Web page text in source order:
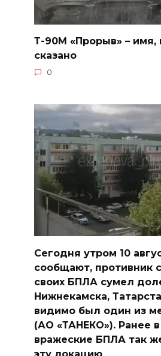
Т-90М «Прорыв» – имя,
сказано
0
Сегодня утром 10
сообщают, противник
своих БПЛА сумел
Нижнекамска,
видимо был один из
(АО «ТАНЕКО»). Ранее
вражеские БПЛА так
эту локацию